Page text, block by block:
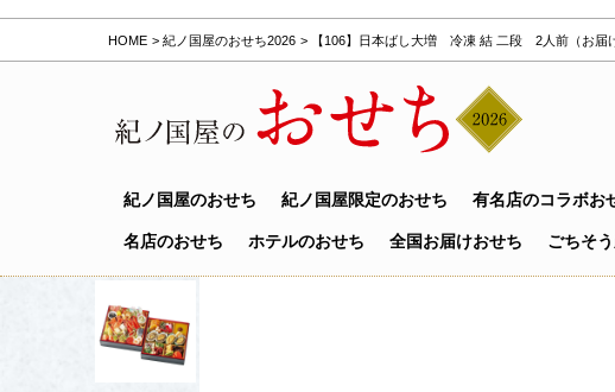
HOME 紀ノ国屋のおせち2026 【106】日本ばし大増 冷凍 結 二段 2人前（お届
紀ノ国屋のおせち 紀ノ国屋限定のおせち 有名店のコラボお
名店のおせち ホテルのおせち 全国お届けおせち ごちそ